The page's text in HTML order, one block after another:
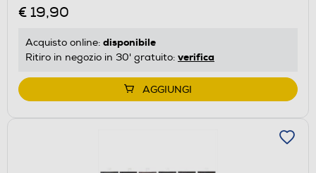
€ 19,90
Acquisto online: disponibile
Ritiro in negozio in 30' gratuito: verifica
AGGIUNGI